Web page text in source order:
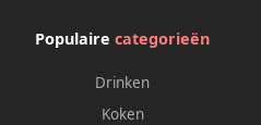
Populaire categorieën
Drinken
Koken